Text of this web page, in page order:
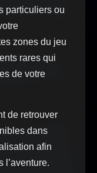
particuliers ou
zones du jeu
rares qui
de votre
de retrouver
dans
afin
l’aventure.